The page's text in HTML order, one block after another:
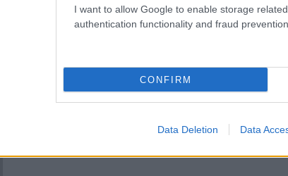
I want to allow Google to enable storage
authentication functionality and fraud
CONFIRM
Data Deletion Data
392.000 Ft (új)